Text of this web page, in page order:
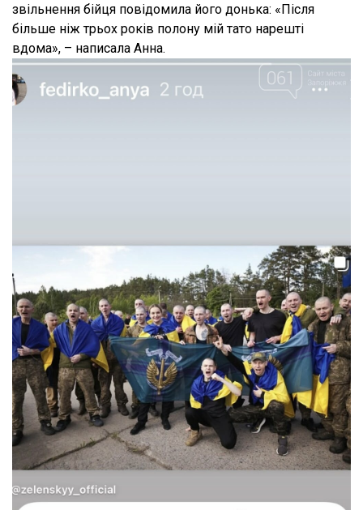
звільнення бійця повідомила його донька: «Після
більше ніж трьох років полону мій тато нарешті
вдома», – написала Анна.